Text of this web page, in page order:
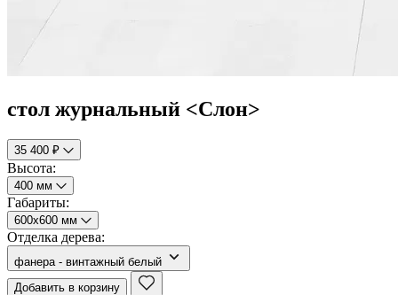
стол журнальный <Слон>
35 400 ₽
Высота:
400 мм
Габариты:
600х600 мм
Отделка дерева:
фанера - винтажный белый
Добавить в корзину